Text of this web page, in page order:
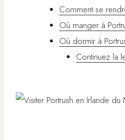
Comment se
Où manger à
Où dormir à
Continuez la